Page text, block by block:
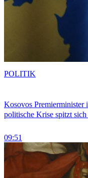
Kosovos Premierminister
politische Krise spitzt sich
09:51
POLITIK